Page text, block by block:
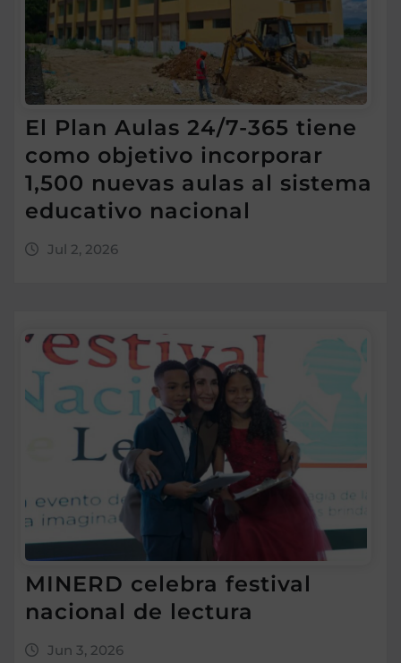
El Plan Aulas 24/7-365 tiene
como objetivo incorporar
1,500 nuevas aulas al sistema
educativo nacional
Jul 2, 2026
MINERD celebra festival
nacional de lectura
Jun 3, 2026